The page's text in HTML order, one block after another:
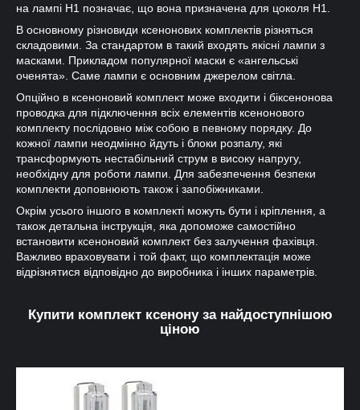
на лампі Н1 позначає, що вона призначена для цоколя Н1.
В основному різновиди ксенонових комплектів різняться
складовими. За стандартом в такий входять якісні лампи з
масками. Прикладом популярної маски є «ангельські
оченята». Саме лампи є основним джерелом світла.
Опційно в ксеноновий комплект може входити і біксенонова
проводка для підключення всіх елементів ксенонового
комплекту послідовно між собою в певному порядку. До
кожної лампи неодмінно йдуть і блоки розпалу, які
трансформують нестабільний струм в високу напругу,
необхідну для роботи лампи. Для забезпечення безпеки
комплекти доповнюють також і запобіжниками.
Окрім усього іншого в комплекті можуть бути і кріплення, а
також детальна інструкція, яка допоможе самостійно
встановити ксеноновий комплект без залучення фахівця.
Важливо враховувати і той факт, що комплектація може
відрізнятися відповідно до виробника і інших параметрів.
Купити комплект ксенону за найдоступнішою
ціною